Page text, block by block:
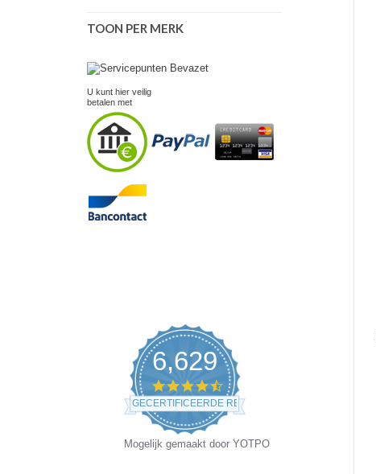
TOON PER MERK
U kunt hier veilig
betalen met
6,629
4.5
star
rating
GECERTIFICEERDE REVIEWS
Mogelijk gemaakt door YOTPO